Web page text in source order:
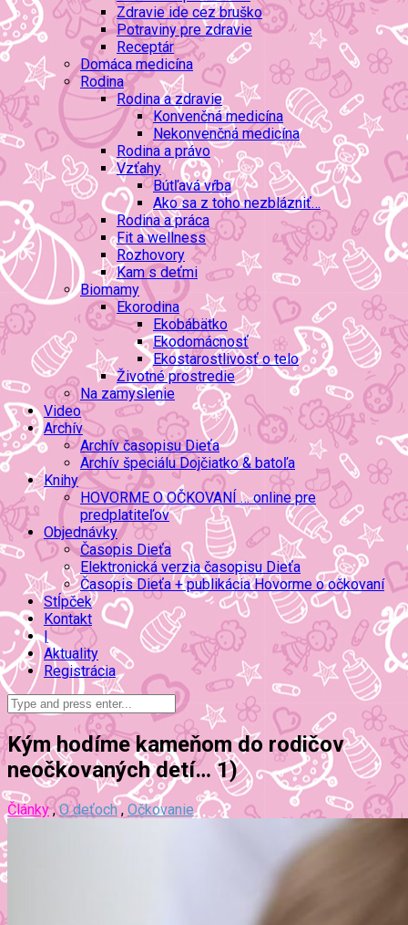
Zdravie ide cez bruško
Potraviny pre zdravie
Receptár
Domáca medicína
Rodina
Rodina a zdravie
Konvenčná medicína
Nekonvenčná medicína
Rodina a právo
Vzťahy
Bútľavá vŕba
Ako sa z toho nezblázniť…
Rodina a práca
Fit a wellness
Rozhovory
Kam s deťmi
Biomamy
Ekorodina
Ekobábätko
Ekodomácnosť
Ekostarostlivosť o telo
Životné prostredie
Na zamyslenie
Video
Archív
Archív časopisu Dieťa
Archív špeciálu Dojčiatko & batoľa
Knihy
HOVORME O OČKOVANÍ … online pre
predplatiteľov
Objednávky
Časopis Dieťa
Elektronická verzia časopisu Dieťa
Časopis Dieťa + publikácia Hovorme o očkovaní
Stĺpček
Kontakt
|
Aktuality
Registrácia
Kým hodíme kameňom do rodičov
neočkovaných detí… 1)
Články,O deťoch, Očkovanie